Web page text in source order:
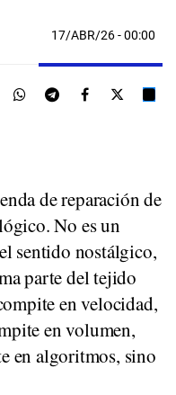
17/ABR/26- 00:00
de reparación de
No es un
sentido nostálgico,
parte del tejido
en velocidad,
en volumen,
en algoritmos, sino